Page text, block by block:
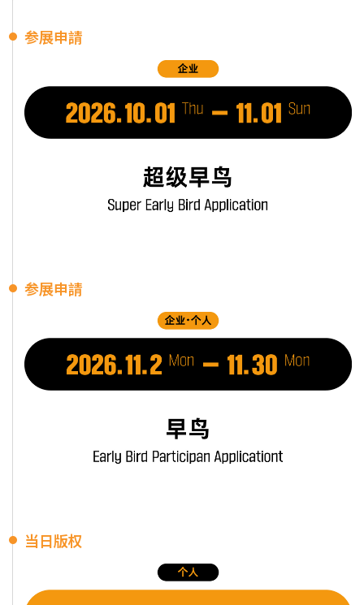
参展申請
参展申請
当日版权